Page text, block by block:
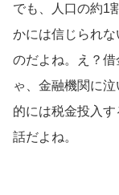
でも、人口の約1
かには信じられ
のだよね。え？
ゃ、金融機関に
的には税金投入
話だよね。